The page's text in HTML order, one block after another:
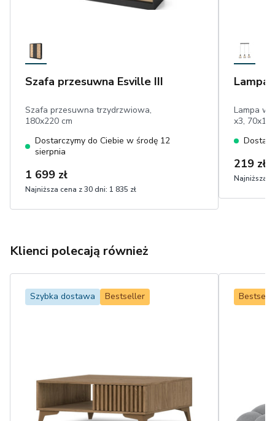
Szafa przesuwna Esville III
Szafa przesuwna trzydrzwiowa,
180x220 cm
Dostarczymy do Ciebie w środę 12
sierpnia
1 699 zł
Najniższa cena z 30 dni: 1 835 zł
Lampa
Lampa
x3,
219 zł
Najniższa
Klienci polecają również
Szybka dostawa Bestseller